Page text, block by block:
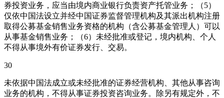
券投资业务，应当由境内商业银行负责资产托管业务；（5）
仅依中国法设立并经中国证券监督管理机构及其派出机构注册
取得公募基金销售业务资格的机构（含公募基金管理人）可以
从事基金销售业务；（6）未经批准或登记，境内机构、个人
不得从事境外有价证券发行、交易。
30
未依据中国法成立或未经批准的证券经营机构、其他从事咨询
业务的机构，不得从事证券投资咨询业务。除另有规定外，不